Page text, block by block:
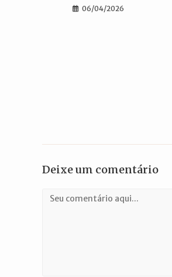
06/04/2026
Deixe um comentário
Comentário